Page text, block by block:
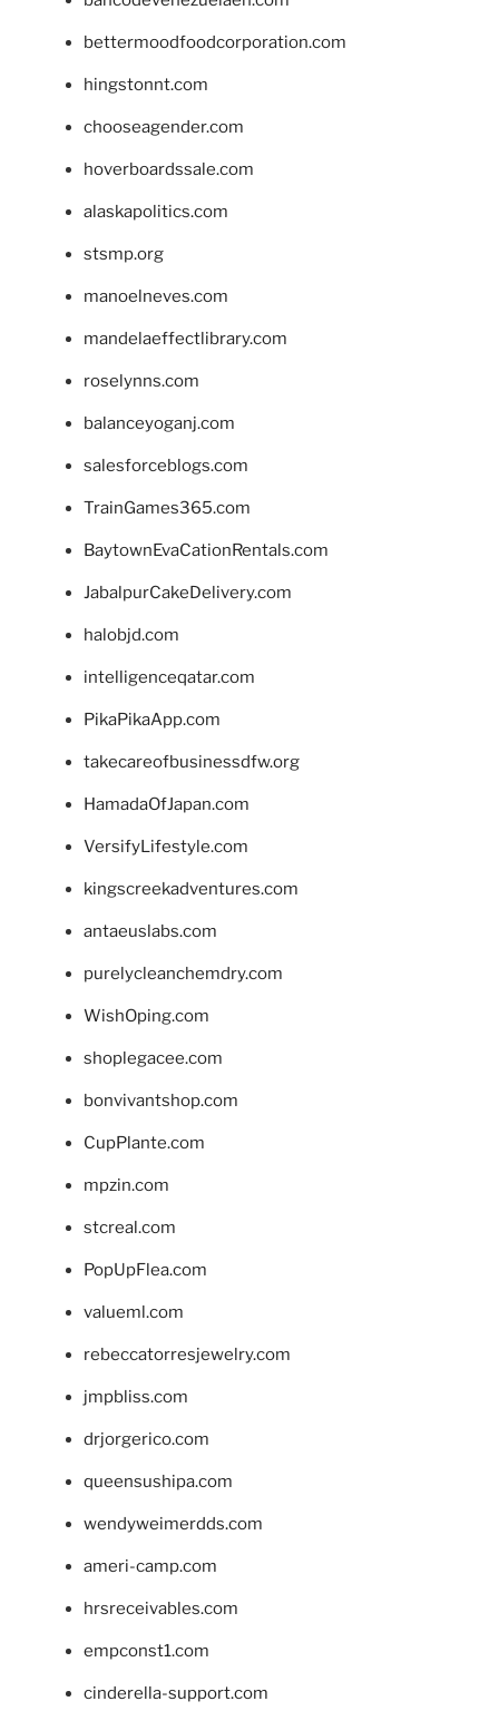
bettermoodfoodcorporation.com
hingstonnt.com
chooseagender.com
hoverboardssale.com
alaskapolitics.com
stsmp.org
manoelneves.com
mandelaeffectlibrary.com
roselynns.com
balanceyoganj.com
salesforceblogs.com
TrainGames365.com
BaytownEvaCationRentals.com
JabalpurCakeDelivery.com
halobjd.com
intelligenceqatar.com
PikaPikaApp.com
takecareofbusinessdfw.org
HamadaOfJapan.com
VersifyLifestyle.com
kingscreekadventures.com
antaeuslabs.com
purelycleanchemdry.com
WishOping.com
shoplegacee.com
bonvivantshop.com
CupPlante.com
mpzin.com
stcreal.com
PopUpFlea.com
valueml.com
rebeccatorresjewelry.com
jmpbliss.com
drjorgerico.com
queensushipa.com
wendyweimerdds.com
ameri-camp.com
hrsreceivables.com
empconst1.com
cinderella-support.com